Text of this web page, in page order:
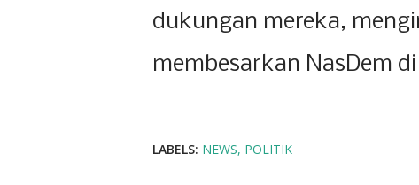
dukungan mereka,
membesarkan NasDem
LABELS: NEWS POLITIK